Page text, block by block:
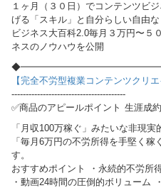
１ヶ月（３０日）でコンテンツビ
げる「スキル」と自分らしい自由
ビジネス大百科2.0毎月３万円〜５
ネスのノウハウを公開
【完全不労型複業コンテンツクリ
----------------------------------------
✅商品のアピールポイント 生涯成
「月収100万稼ぐ」みたいな非現実
「毎月6万円の不労所得を手堅く
す。
おすすめポイント ・永続的不労所
・動画24時間の圧倒的ボリューム